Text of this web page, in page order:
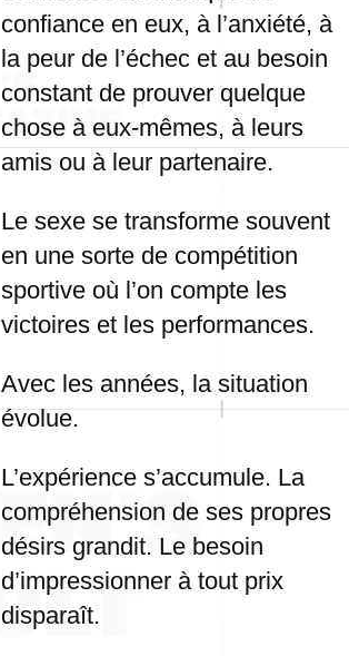
confiance en eux, à l’anxiété, à
la peur de l’échec et au besoin
constant de prouver quelque
chose à eux-mêmes, à leurs
amis ou à leur partenaire.
Le sexe se transforme souvent
en une sorte de compétition
sportive où l’on compte les
victoires et les performances.
Avec les années, la situation
évolue.
L’expérience s’accumule. La
compréhension de ses propres
désirs grandit. Le besoin
d’impressionner à tout prix
disparaît.